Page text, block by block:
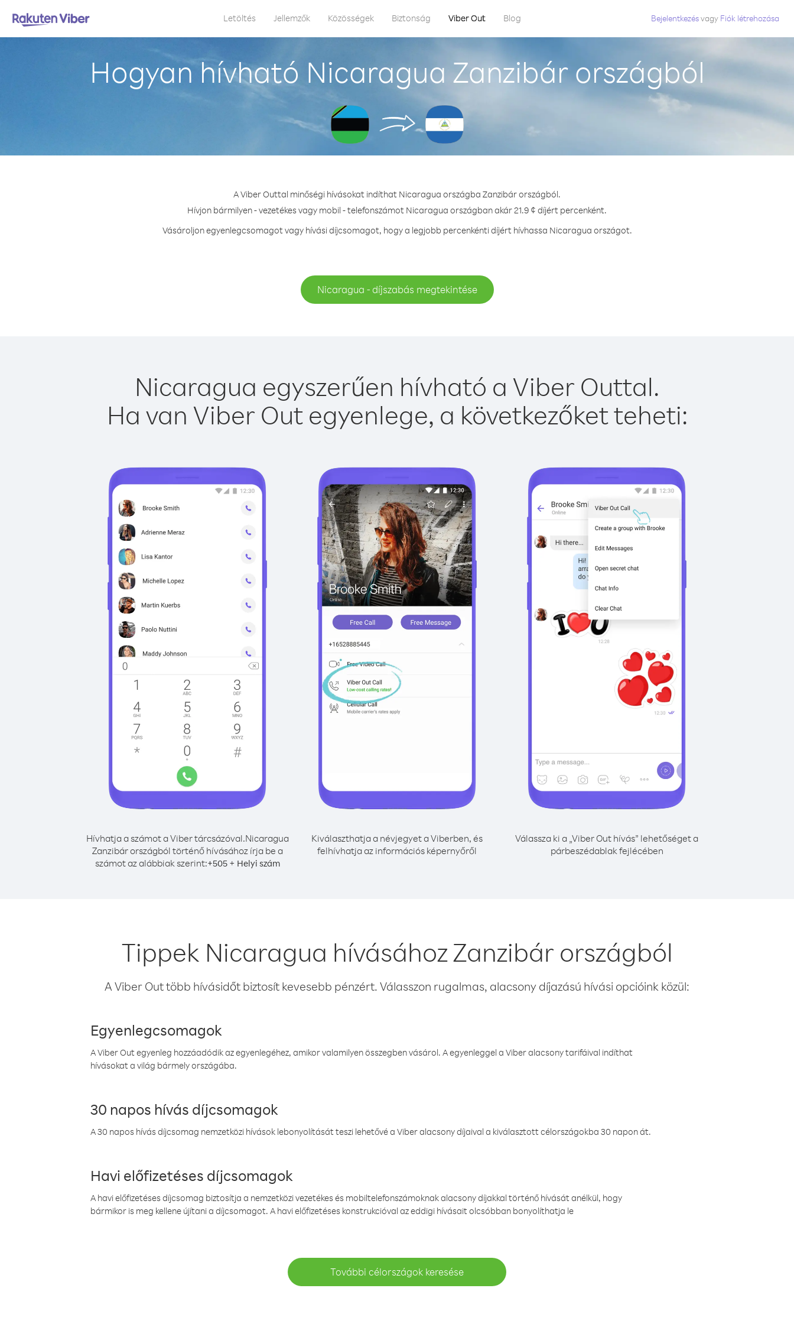
Letöltés Jellemzők Közösségek Biztonság Viber Out Blog Bejelentkezésvagy Fiók létrehozása
Hogyan hívható Nicaragua Zanzibár országból
A Viber Outtal minőségi hívásokat indíthat Nicaragua országba Zanzibár országból.
Hívjon bármilyen - vezetékes vagy mobil - telefonszámot Nicaragua országban akár 21.9 ¢ díjért percenként.
Vásároljon egyenlegcsomagot vagy hívási díjcsomagot, hogy a legjobb percenkénti díjért hívhassa Nicaragua országot.
Nicaragua - díjszabás megtekintése
Nicaragua egyszerűen hívható a Viber Outtal.
Ha van Viber Out egyenlege, a következőket teheti:
Hívhatja a számot a Viber tárcsázóval.Nicaragua
Zanzibár országból történő hívásához írja be a
számot az alábbiak szerint:+505+ Helyi szám
Kiválaszthatja a névjegyet a Viberben, és
felhívhatja az információs képernyőről
Válassza ki a „Viber Out hívás” lehetőséget a
párbeszédablak fejlécében
Tippek Nicaragua hívásához Zanzibár országból
A Viber Out több hívásidőt biztosít kevesebb pénzért. Válasszon rugalmas, alacsony díjazású hívási opcióink közül:
Egyenlegcsomagok
A Viber Out egyenleg hozzáadódik az egyenlegéhez, amikor valamilyen összegben vásárol. A egyenleggel a Viber alacsony tarifáival indíthat
hívásokat a világ bármely országába.
30 napos hívás díjcsomagok
A 30 napos hívás díjcsomag nemzetközi hívások lebonyolítását teszi lehetővé a Viber alacsony díjaival a kiválasztott célországokba 30 napon át.
Havi előfizetéses díjcsomagok
A havi előfizetéses díjcsomag biztosítja a nemzetközi vezetékes és mobiltelefonszámoknak alacsony díjakkal történő hívását anélkül, hogy
bármikor is meg kellene újítani a díjcsomagot. A havi előfizetéses konstrukcióval az eddigi hívásait olcsóbban bonyolíthatja le
További célországok keresése